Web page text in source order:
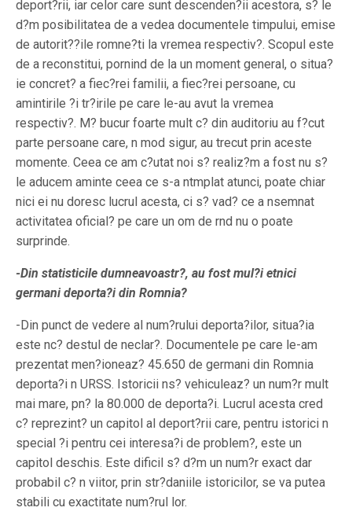
deport?rii, iar celor care sunt descenden?ii acestora, s? le
d?m posibilitatea de a vedea documentele timpului, emise
de autorit??ile romne?ti la vremea respectiv?. Scopul este
de a reconstitui, pornind de la un moment general, o situa?
ie concret? a fiec?rei familii, a fiec?rei persoane, cu
amintirile ?i tr?irile pe care le-au avut la vremea
respectiv?. M? bucur foarte mult c? din auditoriu au f?cut
parte persoane care, n mod sigur, au trecut prin aceste
momente. Ceea ce am c?utat noi s? realiz?m a fost nu s?
le aducem aminte ceea ce s-a ntmplat atunci, poate chiar
nici ei nu doresc lucrul acesta, ci s? vad? ce a nsemnat
activitatea oficial? pe care un om de rnd nu o poate
surprinde.
-Din statisticile dumneavoastr?, au fost mul?i etnici
germani deporta?i din Romnia?
-Din punct de vedere al num?rului deporta?ilor, situa?ia
este nc? destul de neclar?. Documentele pe care le-am
prezentat men?ioneaz? 45.650 de germani din Romnia
deporta?i n URSS. Istoricii ns? vehiculeaz? un num?r mult
mai mare, pn? la 80.000 de deporta?i. Lucrul acesta cred
c? reprezint? un capitol al deport?rii care, pentru istorici n
special ?i pentru cei interesa?i de problem?, este un
capitol deschis. Este dificil s? d?m un num?r exact dar
probabil c? n viitor, prin str?daniile istoricilor, se va putea
stabili cu exactitate num?rul lor.